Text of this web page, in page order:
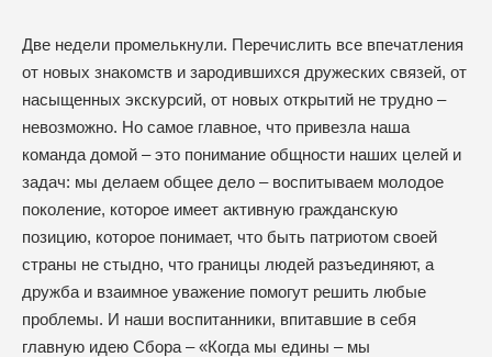
Две недели промелькнули. Перечислить все впечатления
от новых знакомств и зародившихся дружеских связей, от
насыщенных экскурсий, от новых открытий не трудно –
невозможно. Но самое главное, что привезла наша
команда домой – это понимание общности наших целей и
задач: мы делаем общее дело – воспитываем молодое
поколение, которое имеет активную гражданскую
позицию, которое понимает, что быть патриотом своей
страны не стыдно, что границы людей разъединяют, а
дружба и взаимное уважение помогут решить любые
проблемы. И наши воспитанники, впитавшие в себя
главную идею Сбора – «Когда мы едины – мы